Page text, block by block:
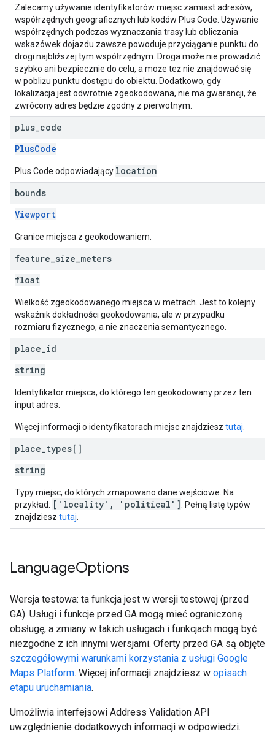
Zalecamy używanie identyfikatorów miejsc zamiast adresów,
współrzędnych geograficznych lub kodów Plus Code. Używanie
współrzędnych podczas wyznaczania trasy lub obliczania
wskazówek dojazdu zawsze powoduje przyciąganie punktu do
drogi najbliższej tym współrzędnym. Droga może nie prowadzić
szybko ani bezpiecznie do celu, a może też nie znajdować się
w pobliżu punktu dostępu do obiektu. Dodatkowo, gdy
lokalizacja jest odwrotnie zgeokodowana, nie ma gwarancji, że
zwrócony adres będzie zgodny z pierwotnym.
plus code
PlusCode
Plus Code odpowiadający location
bounds
Viewport
Granice miejsca z geokodowaniem.
feature size meters
float
Wielkość zgeokodowanego miejsca w metrach. Jest to kolejny
wskaźnik dokładności geokodowania, ale w przypadku
rozmiaru fizycznego, a nie znaczenia semantycznego.
place id
string
Identyfikator miejsca, do którego ten geokodowany przez ten
input adres.
Więcej informacji o identyfikatorach miejsc znajdziesz tutaj
place types[]
string
Typy miejsc, do których zmapowano dane wejściowe. Na
przykład: ['locality', 'political']
. Pełną listę typów
znajdziesz tutaj
LanguageOptions
Wersja testowa: ta funkcja jest w wersji testowej (przed
GA). Usługi i funkcje przed GA mogą mieć ograniczoną
obsługę, a zmiany w takich usługach i funkcjach mogą być
niezgodne z ich innymi wersjami. Oferty przed GA są objęte
szczegółowymi warunkami korzystania z usługi Google
Maps Platform. Więcej informacji znajdziesz w opisach
etapu uruchamiania.
Umożliwia interfejsowi Address Validation API
uwzględnienie dodatkowych informacji w odpowiedzi.